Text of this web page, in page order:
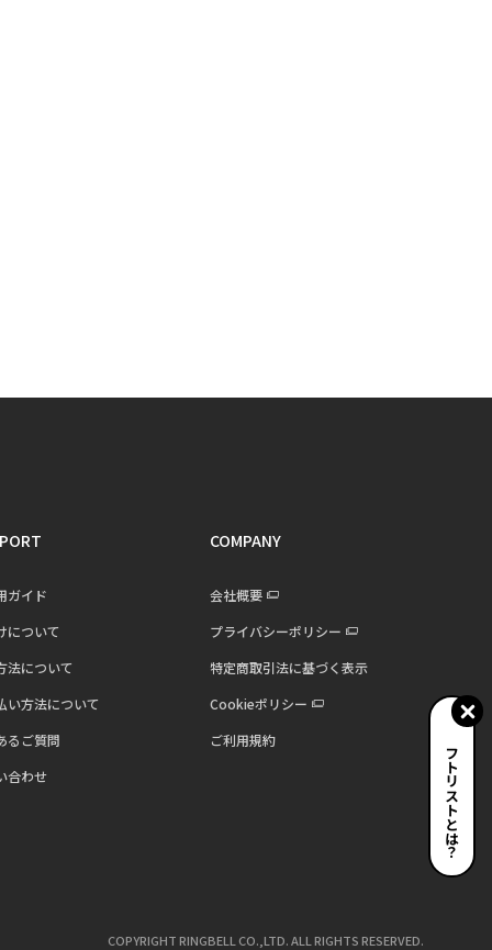
ギフトリストとは？
ガイド
について
法について
い方法について
るご質問
合わせ
COMPANY
会社概要
プライバシーポリシー
特定商取引法に基づく表示
Cookieポリシー
ご利用規約
COPYRIGHT RINGBELL CO.,LTD. ALL RIGHTS RESERVED.